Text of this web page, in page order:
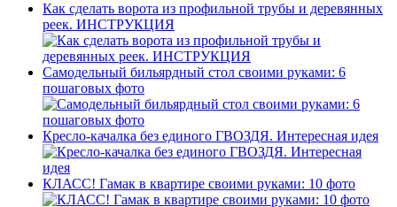
Как сделать ворота из профильной трубы и деревянных
реек. ИНСТРУКЦИЯ
Самодельный бильярдный стол своими руками: 6
пошаговых фото
Кресло-качалка без единого ГВОЗДЯ. Интересная идея
КЛАСС! Гамак в квартире своими руками: 10 фото